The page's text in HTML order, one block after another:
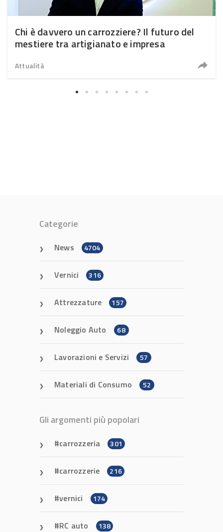
Chi è davvero un carrozziere? Il futuro del
mestiere tra artigianato e impresa
Attualità
Categorie
News 4704
Vernici 316
Attrezzature 157
Noleggio Auto 68
Lavorazioni e Servizi 57
Materiali di Consumo 52
Gli argomenti più popolari
carrozzeria 301
carrozzerie 216
vernici 174
RC auto 138